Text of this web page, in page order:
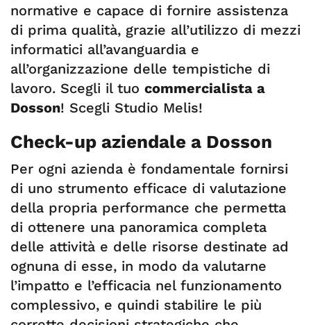
normative e capace di fornire assistenza
di prima qualità, grazie all’utilizzo di mezzi
informatici all’avanguardia e
all’organizzazione delle tempistiche di
lavoro. Scegli il tuo commercialista a
Dosson! Scegli Studio Melis!
Check-up aziendale a Dosson
Per ogni azienda è fondamentale fornirsi
di uno strumento efficace di valutazione
della propria performance che permetta
di ottenere una panoramica completa
delle attività e delle risorse destinate ad
ognuna di esse, in modo da valutarne
l’impatto e l’efficacia nel funzionamento
complessivo, e quindi stabilire le più